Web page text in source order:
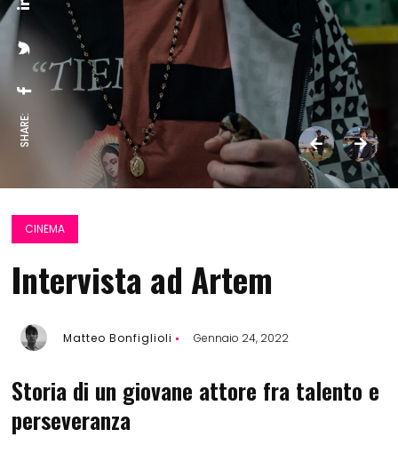
SHARE:
CINEMA
Intervista ad Artem
Matteo Bonfiglioli Gennaio 24, 2022
Storia di un giovane attore fra talento e
perseveranza